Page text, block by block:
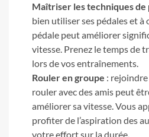
Maîtriser les techniques de
bien utiliser ses pédales et
pédale peut améliorer
vitesse. Prenez le temps de
lors de vos entraînements.
Rouler en groupe :
rouler avec des amis peut
améliorer sa vitesse. Vous
profiter de l’aspiration des
votre effort sur la durée.